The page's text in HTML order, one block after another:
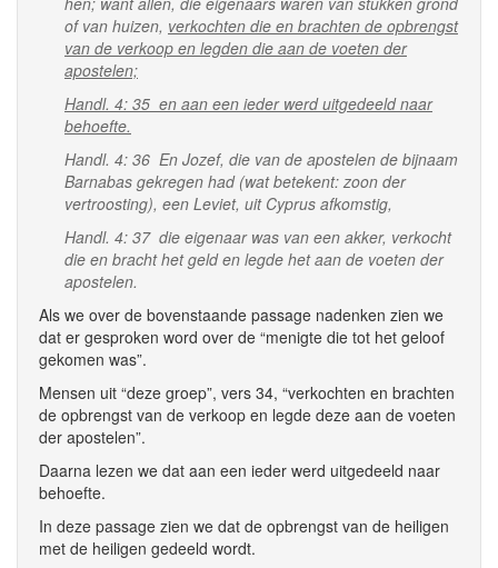
of van huizen, verkochten die en brachten de opbrengst
van de verkoop en legden die aan de voeten der
apostelen;
Handl. 4: 35 en aan een ieder werd uitgedeeld naar
behoefte.
Handl. 4: 36 En Jozef, die van de apostelen de bijnaam
Barnabas gekregen had (wat betekent: zoon der
vertroosting), een Leviet, uit Cyprus afkomstig,
Handl. 4: 37 die eigenaar was van een akker, verkocht
die en bracht het geld en legde het aan de voeten der
apostelen.
Als we over de bovenstaande passage nadenken zien we
dat er gesproken word over de “menigte die tot het geloof
gekomen was”.
Mensen uit “deze groep”, vers 34, “verkochten en brachten
de opbrengst van de verkoop en legde deze aan de voeten
der apostelen”.
Daarna lezen we dat aan een ieder werd uitgedeeld naar
behoefte.
In deze passage zien we dat de opbrengst van de heiligen
met de heiligen gedeeld wordt.